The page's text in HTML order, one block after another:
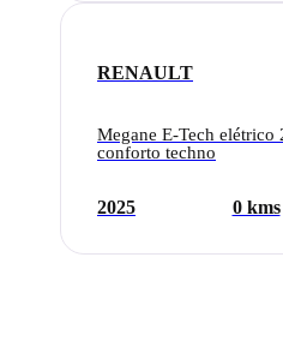
RENAULT
Megane E-Tech elétrico
conforto techno
2025 0 kms